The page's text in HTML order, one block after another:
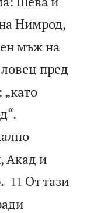
Нимрод,
мъж на
пред
„като
Акад и


11 От тази